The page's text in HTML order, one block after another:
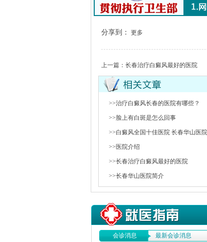
分享到： 更多
上一篇： 长春治疗白癜风最好的医院
>>治疗白癜风长春的医院有哪些？
>>脸上有白斑是怎么回事
>>白癜风全国十佳医院 长春华山医院
>>医院介绍
>>长春治疗白癜风最好的医院
>>长春华山医院简介
会诊消息 最新会诊消息